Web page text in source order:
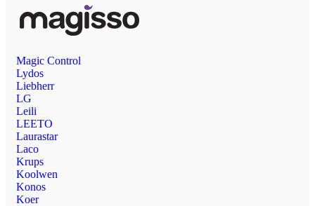
Magic Control
Lydos
Liebherr
LG
Leili
LEETO
Laurastar
Laco
Krups
Koolwen
Konos
Koer